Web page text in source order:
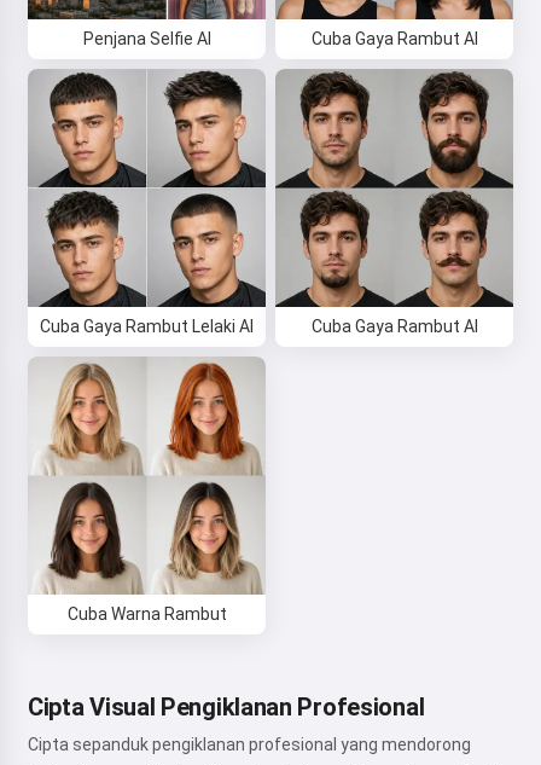
Penjana Selfie AI Cuba Gaya Rambut AI
Cuba Gaya Rambut Lelaki AI Cuba Gaya Rambut AI
Cuba Warna Rambut
Cipta Visual Pengiklanan Profesional
Cipta sepanduk pengiklanan profesional yang mendorong